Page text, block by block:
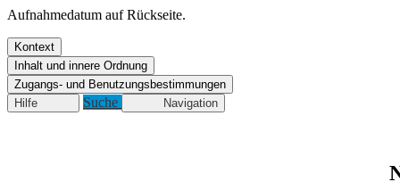
Aufnahmedatum auf Rückseite.
Kontext
Inhalt und innere Ordnung
Zugangs- und Benutzungsbestimmungen
Hilfe
Suche Navigation